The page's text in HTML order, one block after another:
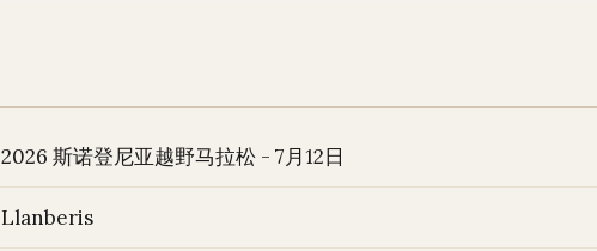
2026 斯诺登尼亚越野马拉松 - 7月12日
Llanberis